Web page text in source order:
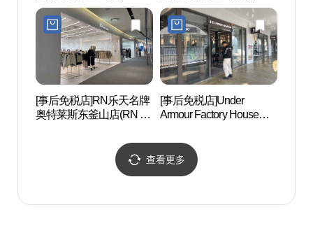
데프리미엄아울렛 동부
산점)
롯데프리미엄아울렛 동
부산점)
[事后免税店]RN乐天名牌
奥特莱斯东釜山店(RN 롯
[事后免税店]Under
Armour Factory House乐
(언더아머 팩토리 하우스
롯데프리미엄아울렛 동
부산점)
查看更多